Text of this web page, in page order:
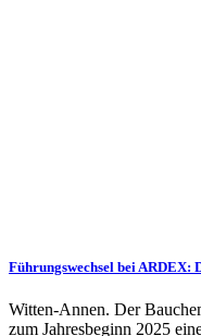
Führungswechsel bei
Witten-Annen. Der
zum Jahres­beginn 2025